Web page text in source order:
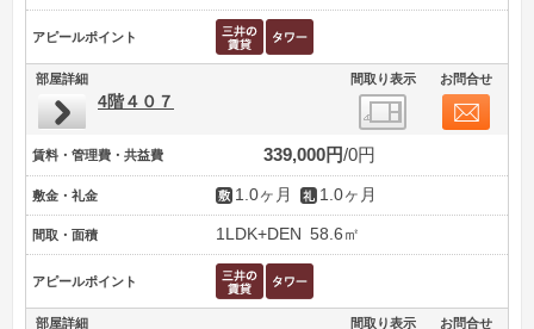
アピールポイント
部屋詳細 間取り表示 お問合せ
4階４０７
賃料・管理費・共益費 339,000円 0円
敷金・礼金 1.0ヶ月 1.0ヶ月
間取・面積 1LDK+DEN 58.6㎡
アピールポイント
部屋詳細 間取り表示 お問合せ